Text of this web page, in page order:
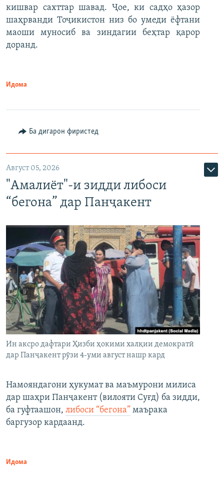
кишвар сахттар шавад. Ҷое, ки садҳо ҳазор
шаҳрванди Тоҷикистон низ бо умеди ёфтани
маоши муносиб ва зиндагии беҳтар қарор
доранд.
Идома
Ба дигарон фиристед
Август 05, 2026
"Амалиёт"-и зидди либоси
“бегона” дар Панҷакент
Ин аксро дафтари Ҳизби ҳокими халқии демократӣ
дар Панҷакент рӯзи 4-уми август нашр кард
Намояндагони ҳукумат ва маъмурони милиса
дар шаҳри Панҷакент (вилояти Суғд) ба зидди,
ба гуфтаашон, либоси “бегона” маърака
баргузор кардаанд.
Идома